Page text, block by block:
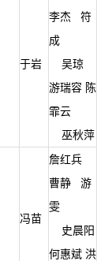
于岩
李杰 符
成
吴琼
游瑞容 陈
霏云
巫秋萍
冯苗
詹红兵
曹静 游
雯
史晨阳
何惠斌 洪